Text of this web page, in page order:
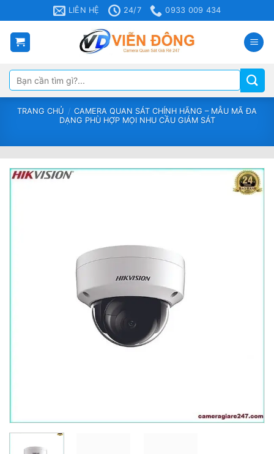
qua
nội
dung
LIÊN HỆ 24/7 0933 009 434
Tìm
kiếm:
TRANG CHỦ / CAMERA QUAN SÁT CHÍNH HÃNG – MẪU MÃ ĐA
DẠNG PHÙ HỢP MỌI NHU CẦU GIÁM SÁT